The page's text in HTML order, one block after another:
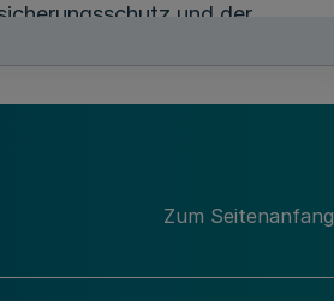
und der
Zum Seitenanfang